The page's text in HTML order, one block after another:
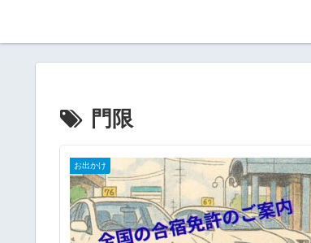
門限
お出かけ